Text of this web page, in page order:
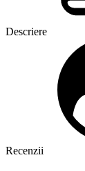
Descriere
Recenzii